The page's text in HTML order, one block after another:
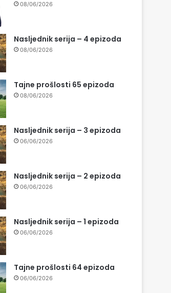
08/06/2026
Nasljednik serija – 4 epizoda
08/06/2026
Tajne prošlosti 65 epizoda
08/06/2026
Nasljednik serija – 3 epizoda
06/06/2026
Nasljednik serija – 2 epizoda
06/06/2026
Nasljednik serija – 1 epizoda
06/06/2026
Tajne prošlosti 64 epizoda
06/06/2026